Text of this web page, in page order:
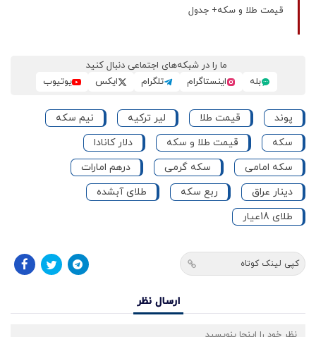
قیمت طلا و سکه+ جدول
ما را در شبکه‌های اجتماعی دنبال کنید
بله
اینستاگرام تلگرام ایکس یوتیوب
پوند قیمت طلا لیر ترکیه
نیم سکه
سکه
قیمت طلا و سکه
دلار کانادا
سکه امامی
سکه گرمی
درهم امارات
دینار عراق
ربع سکه
طلای آبشده
طلای 18عیار
کپی لینک کوتاه
ارسال نظر